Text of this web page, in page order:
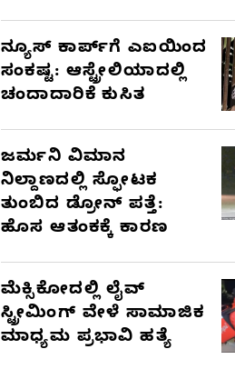
ನ್ಯೂಸ್ ಕಾರ್ಪ್‌ಗೆ ಎಐಯಿಂದ
ಸಂಕಷ್ಟ: ಆಸ್ಟ್ರೇಲಿಯಾದಲ್ಲಿ
ಚಂದಾದಾರಿಕೆ ಕುಸಿತ
ಜರ್ಮನಿ ವಿಮಾನ
ನಿಲ್ದಾಣದಲ್ಲಿ ಸ್ಫೋಟಕ
ತುಂಬಿದ ಡ್ರೋನ್ ಪತ್ತೆ:
ಹೊಸ ಆತಂಕಕ್ಕೆ ಕಾರಣ
ಮೆಕ್ಸಿಕೋದಲ್ಲಿ ಲೈವ್
ಸ್ಟ್ರೀಮಿಂಗ್ ವೇಳೆ ಸಾಮಾಜಿಕ
ಮಾಧ್ಯಮ ಪ್ರಭಾವಿ ಹತ್ಯೆ